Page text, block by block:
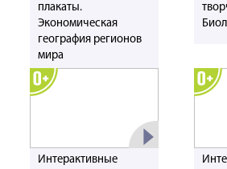
плакаты.
Экономическая
география регионов
мира
Интерактивные